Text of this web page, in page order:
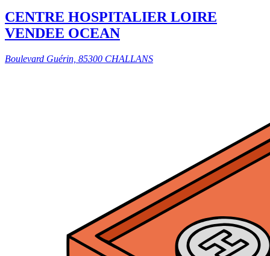
CENTRE HOSPITALIER LOIRE
VENDEE OCEAN
Boulevard Guérin, 85300 CHALLANS